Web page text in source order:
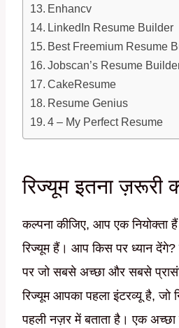
Enhancv
LinkedIn Resume Builder
Best Freemium Resume
Jobscan’s Resume
CakeResume
Resume Genius
4 – My Perfect Resume
रिज्यूम इतना ज़रूरी
कल्पना कीजिए, आप एक
रिज्यूम हैं। आप किस पर ध्यान
पर जो सबसे अच्छा और सबसे
रिज्यूम आपका पहला इंटरव्यू है, जो
पहली नज़र में बताता है। एक